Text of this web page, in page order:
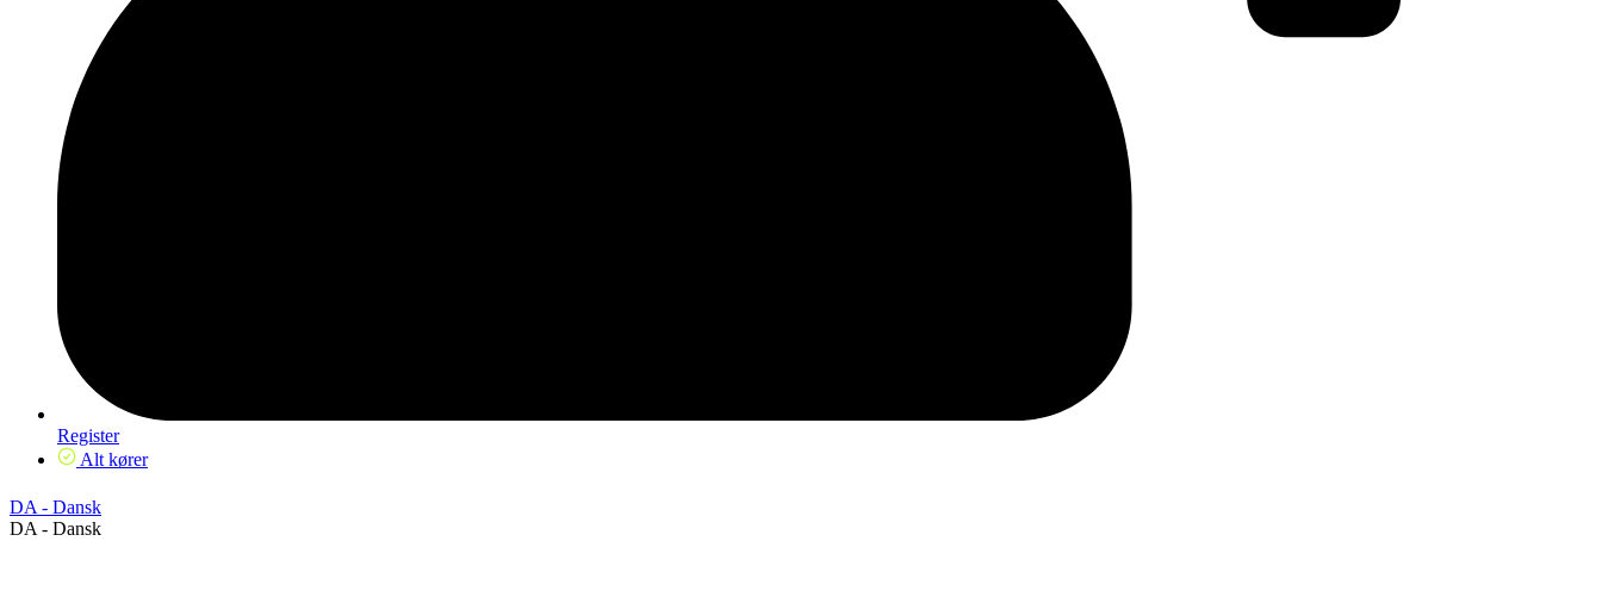
Register
Alt kører
DA - Dansk
DA - Dansk